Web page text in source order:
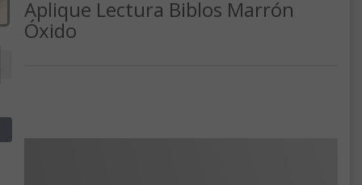
Aplique Lectura Biblos Marrón
Óxido